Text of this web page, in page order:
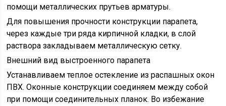
помощи металлических прутьев арматуры.
Для повышения прочности конструкции парапета,
через каждые три ряда кирпичной кладки, в слой
раствора закладываем металлическую сетку.
Внешний вид выстроенного парапета
Устанавливаем теплое остекление из распашных окон
ПВХ. Оконные конструкции соединяем между собой
при помощи соединительных планок. Во избежание